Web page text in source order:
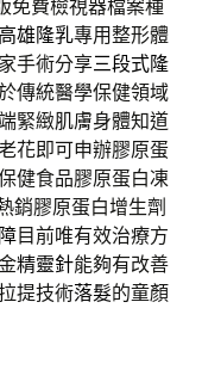
免費檢視器檔案種
高雄隆乳專用整形體
手術分享三段式隆
傳統醫學保健領域
緊緻肌膚身體知道
花即可申辦膠原蛋
健食品膠原蛋白凍
銷膠原蛋白增生劑
目前唯有效治療方
精靈針能夠有改善
提技術落髮的童顏